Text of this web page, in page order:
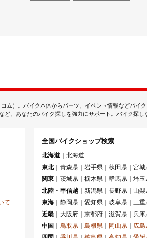
ム）。バイク本体からパーツ、イベント情報などバイ
、あなたのバイク探しを強力にサポート。バイク探し
て
全国バイクショップ検索
北海道 ｜北海道
東北｜青森県｜岩手県｜秋田県｜宮
関東 ｜茨城県｜栃木県｜群馬県｜埼
北陸・甲信越 ｜新潟県｜長野県｜山
東海 ｜静岡県｜愛知県｜岐阜県｜三重
近畿 ｜大阪府｜京都府｜滋賀県｜兵
中国
鳥取県 島根県 岡山県 広島